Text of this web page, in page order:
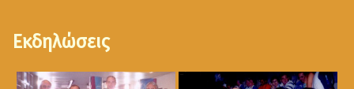
Εκδηλώσεις